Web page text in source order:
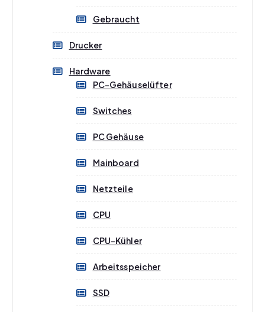
Gebraucht
Drucker
Hardware
PC-Gehäuselüfter
Switches
PC Gehäuse
Mainboard
Netzteile
CPU
CPU-Kühler
Arbeitsspeicher
SSD